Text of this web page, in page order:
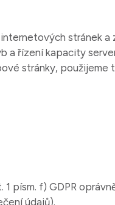
stránek a
a řízení kapacity
stránky, použijeme
písm. f) GDPR
údajů).